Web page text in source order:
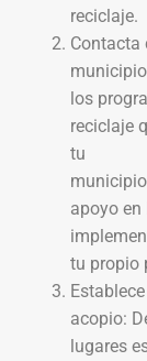
reciclaje.
Contacta
los
reciclaje
tu
apoyo en
tu propio
acopio:
lugares